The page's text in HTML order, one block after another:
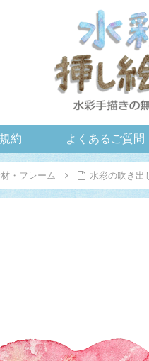
約 よくあるご質問
・フレーム 水彩の吹き出